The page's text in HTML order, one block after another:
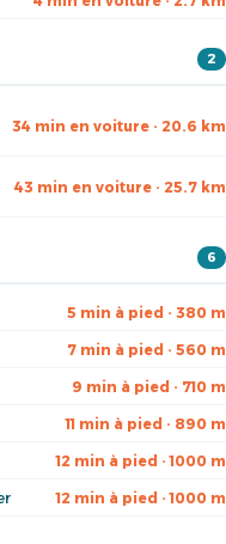
2
34 min en voiture · 20.6 km
43 min en voiture · 25.7 km
6
5 min à pied · 380 m
7 min à pied · 560 m
9 min à pied · 710 m
11 min à pied · 890 m
12 min à pied · 1000 m
12 min à pied · 1000 m